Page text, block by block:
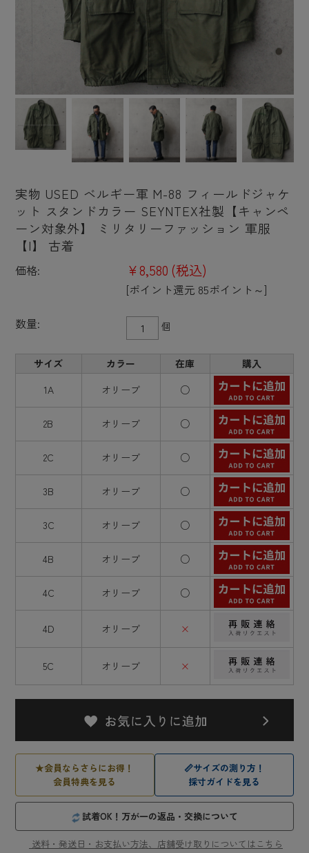
実物 USED ベルギー軍 M-88 フィールドジャケ
ット スタンドカラー SEYNTEX社製【キャンペ
ーン対象外】 ミリタリーファッション 軍服
【I】 古着
価格: ¥8,580 (税込)
[ポイント還元 85ポイント～]
数量: 個
サイズ カラー 在庫
購入
1A
オリーブ ○
2B オリーブ ○
2C オリーブ ○
3B オリーブ ○
3C オリーブ ○
4B オリーブ ○
4C オリーブ ○
4D オリーブ ×
5C オリーブ ×
★会員ならさらにお得！
会員特典を見る
📏サイズの測り方！
採寸ガイドを見る
試着OK！万が一の返品・交換について
送料・発送日・お支払い方法、店舗受け取りについてはこちら